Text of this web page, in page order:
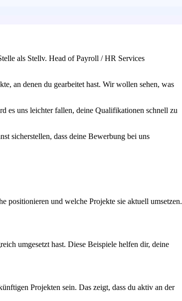
als Stellv. Head of Payroll / HR Services
an denen du gearbeitet hast. Wir wollen sehen, was
es uns leichter fallen, deine Qualifikationen schnell zu
sicherstellen, dass deine Bewerbung bei uns
positionieren und welche Projekte sie aktuell umsetzen.
umgesetzt hast. Diese Beispiele helfen dir, deine
Projekten sein. Das zeigt, dass du aktiv an der